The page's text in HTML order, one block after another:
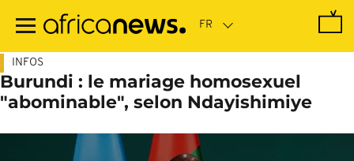
contenu
INFOS
Burundi : le mariage homosexuel
"abominable", selon Ndayishimiye